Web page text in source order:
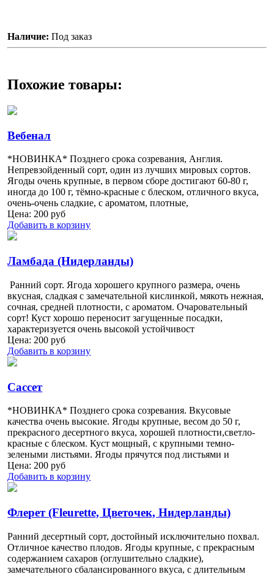
Наличие:Под заказ
Похожие товары:
Вебенал
*НОВИНКА* Позднего срока созревания, Англия.
Непревзойденный сорт, один из лучших мировых сортов.
Ягоды очень крупные, в первом сборе достигают 60-80 г,
иногда до 100 г, тёмно-красные с блеском, отличного вкуса,
очень-очень сладкие, с ароматом, плотные,
Цена: 200 руб
Добавить в корзину
Ламбада (Нидерланды)
Ранний сорт. Ягода хорошего крупного размера, очень
вкусная, сладкая с замечательной кислинкой, мякоть нежная,
сочная, средней плотности, с ароматом. Очаровательный
сорт! Куст хорошо переносит загущенные посадки,
характеризуется очень высокой устойчивост
Цена: 200 руб
Добавить в корзину
Сассет
*НОВИНКА* Позднего срока созревания. Вкусовые
качества очень высокие. Ягоды крупные, весом до 50 г,
прекрасного десертного вкуса, хорошей плотности,светло-
красные с блеском. Куст мощный, с крупными темно-
зелеными листьями. Ягоды прячутся под листьями и
Цена: 200 руб
Добавить в корзину
Флерет (Fleurette, Цветочек, Нидерланды)
Ранний десертный сорт, достойный исключительно похвал.
Отличное качество плодов. Ягоды крупные, с прекрасным
содержанием сахаров (оглушительно сладкие),
замечательного сбалансированного вкуса, с длительным